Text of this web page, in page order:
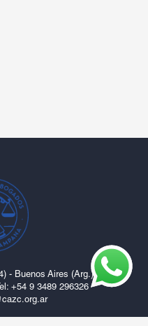
- Buenos Aires (Arg.)
+54 9 3489 296326